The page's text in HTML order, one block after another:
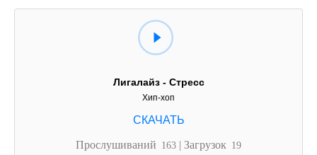
Лигалайз - Стресс
Хип-хоп
Прослушиваний 163 | Загрузок 19